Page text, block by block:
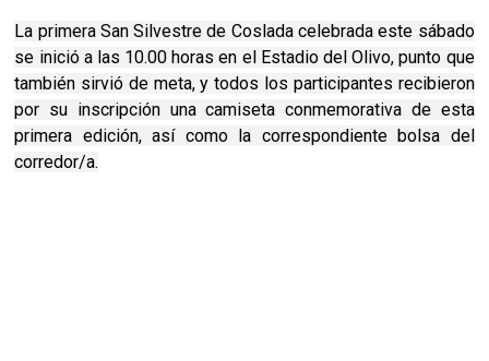
La primera San Silvestre de Coslada celebrada este sábado
se inició a las 10.00 horas en el Estadio del Olivo, punto que
también sirvió de meta, y todos los participantes recibieron
por su inscripción una camiseta conmemorativa de esta
primera edición, así como la correspondiente bolsa del
corredor/a.